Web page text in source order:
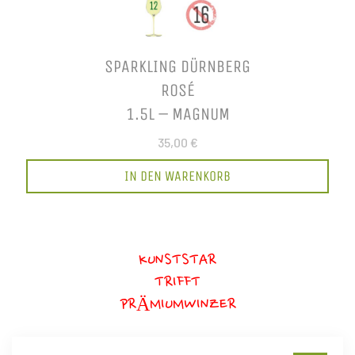
SPARKLING DÜRNBERG
ROSÉ
1.5L – MAGNUM
35,00 €
IN DEN WARENKORB
KUNSTSTAR
TRIFFT
PRÄMIUMWINZER